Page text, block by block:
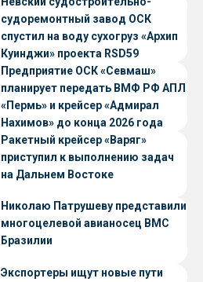
судоремонтный завод ОСК
спустил на воду сухогруз «Архип
Куинджи» проекта RSD59
Предприятие ОСК «Севмаш»
планирует передать ВМФ РФ АПЛ
«Пермь» и крейсер «Адмирал
Нахимов» до конца 2026 года
Ракетный крейсер «Варяг»
приступил к выполнению задач
на Дальнем Востоке
Николаю Патрушеву представили
многоцелевой авианосец ВМС
Бразилии
Экспортеры ищут новые пути